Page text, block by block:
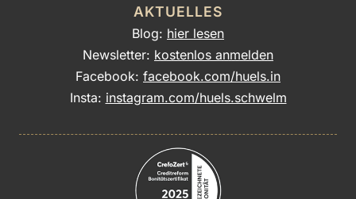
AKTUELLES
Blog: hier lesen
Newsletter: kostenlos anmelden
Facebook: facebook.com/huels.in
Insta: instagram.com/huels.schwelm